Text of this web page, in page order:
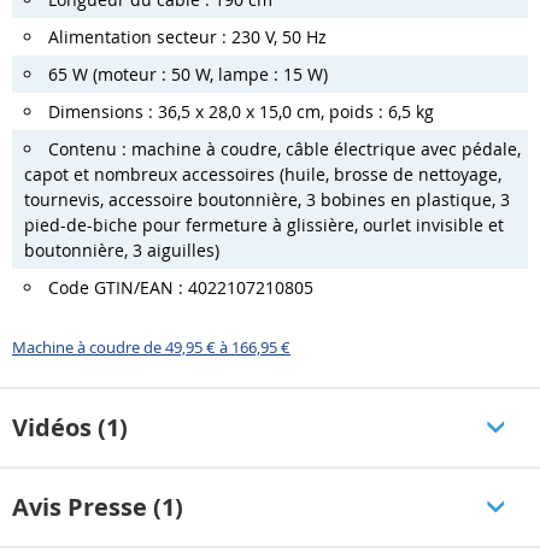
Alimentation secteur : 230 V, 50 Hz
65 W (moteur : 50 W, lampe : 15 W)
Dimensions : 36,5 x 28,0 x 15,0 cm, poids : 6,5 kg
Contenu : machine à coudre, câble électrique avec pédale,
capot et nombreux accessoires (huile, brosse de nettoyage,
tournevis, accessoire boutonnière, 3 bobines en plastique, 3
pied-de-biche pour fermeture à glissière, ourlet invisible et
boutonnière, 3 aiguilles)
Code GTIN/EAN : 4022107210805
Machine à coudre de 49,95 € à 166,95 €
Vidéos (1)
Avis Presse (1)